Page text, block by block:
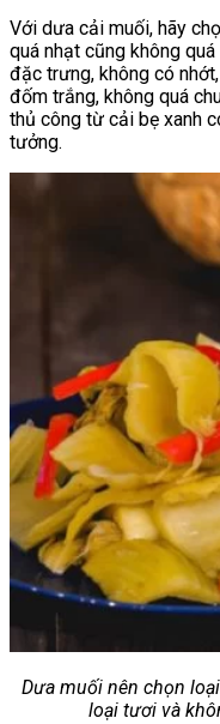
Với dưa cải muối, hãy
quá nhạt cũng không
đặc trưng, không có
đốm trắng, không quá
thủ công từ cải bẹ xanh
tưởng.
Dưa muối nên chọn
loại tươi và